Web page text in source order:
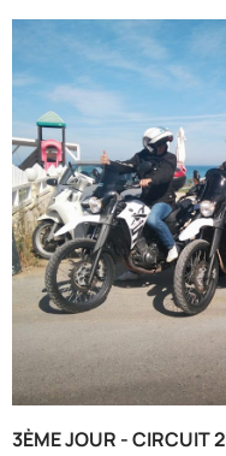
3ÈME JOUR - CIRCUIT 2